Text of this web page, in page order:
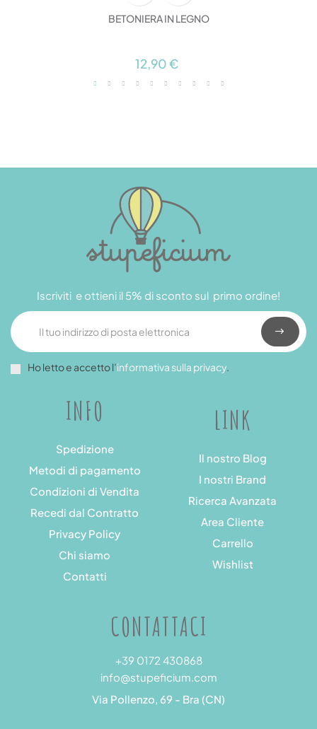
BETONIERA IN LEGNO
12,90 €
INFO
Spedizione
Metodi di pagamento
Condizioni di Vendita
Recedi dal Contratto
Privacy Policy
Chi siamo
Contatti
LINK
Il nostro Blog
I nostri Brand
Ricerca Avanzata
Area Cliente
Carrello
Wishlist
Iscriviti e ottieni il 5% di sconto sul primo ordine!
Ho letto e accetto l’informativa sulla privacy.
CONTATTACI
+39 0172 430868
info@stupeficium.com
Via Pollenzo, 69 - Bra (CN)